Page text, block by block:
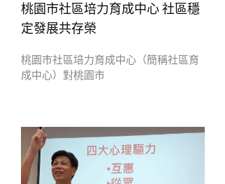
桃園市社區培力育成中心 社區穩
定發展共存榮
桃園市社區培力育成中心（簡稱社區育
成中心）對桃園市